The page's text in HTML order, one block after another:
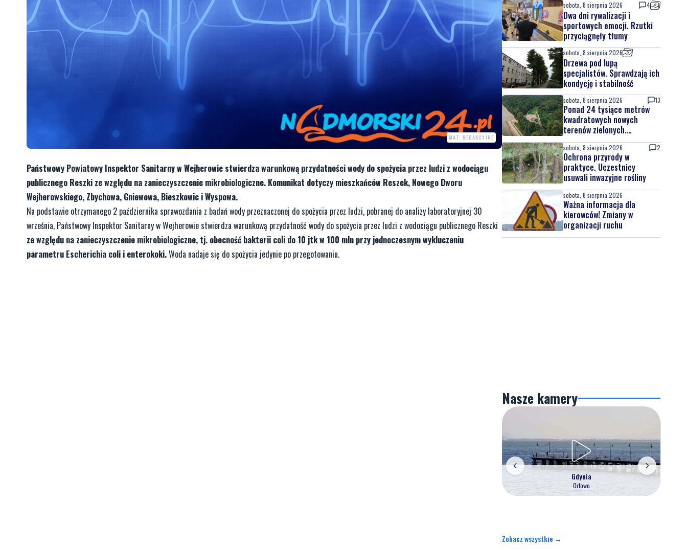
MAT. REDAKCYJNE
Państwowy Powiatowy Inspektor Sanitarny w Wejherowie stwierdza warunkową przydatności wody do spożycia przez ludzi z wodociągu
publicznego Reszki ze względu na zanieczyszczenie mikrobiologiczne. Komunikat dotyczy mieszkańców Reszek, Nowego Dworu
Wejherowskiego, Zbychowa, Gniewowa, Bieszkowic i Wyspowa.
Na podstawie otrzymanego 2 października sprawozdania z badań wody przeznaczonej do spożycia przez ludzi, pobranej do analizy laboratoryjnej 30
września, Państwowy Inspektor Sanitarny w Wejherowie stwierdza warunkową przydatność wody do spożycia przez ludzi z wodociągu publicznego Reszki
ze względu na zanieczyszczenie mikrobiologiczne, tj. obecność bakterii coli do 10 jtk w 100 mln przy jednoczesnym wykluczeniu
parametru Escherichia coli i enterokoki.Woda nadaje się do spożycia jedynie po przegotowaniu.
sobota, 8 sierpnia 2026 4
Dwa dni rywalizacji i
sportowych emocji. Rzutki
przyciągnęły tłumy
sobota, 8 sierpnia 2026
Drzewa pod lupą
specjalistów. Sprawdzają ich
kondycję i stabilność
sobota, 8 sierpnia 2026 13
Ponad 24 tysiące metrów
kwadratowych nowych
terenów zielonych.
Powstanie nowa przestrzeń
do wypoczynku
sobota, 8 sierpnia 2026 2
Ochrona przyrody w
praktyce. Uczestnicy
usuwali inwazyjne rośliny
sobota, 8 sierpnia 2026
Ważna informacja dla
kierowców! Zmiany w
organizacji ruchu
Nasze kamery
Gdynia
Orłowo
Zobacz wszystkie →